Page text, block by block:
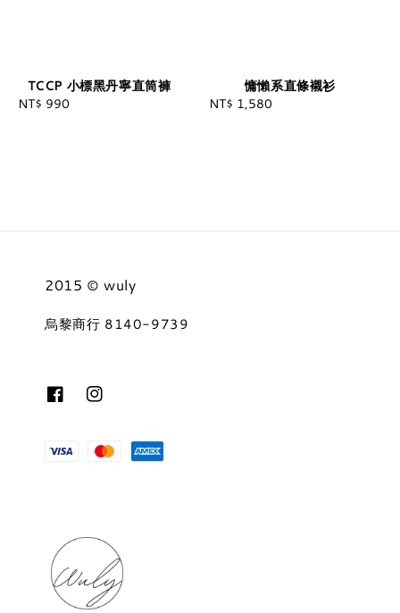
TCCP 小標黑丹寧直筒褲
Regular
NT$ 990
慵懶系直條襯衫
Regular
NT$ 1,580
2015 © wuly
烏黎商行 8140-9739